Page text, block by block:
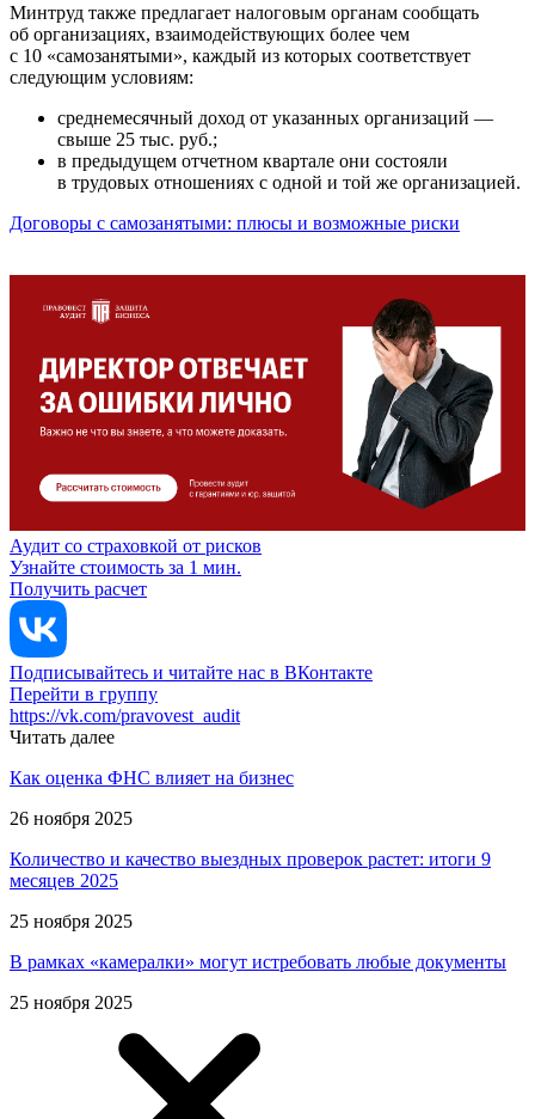
Минтруд также предлагает налоговым органам сообщать
об организациях, взаимодействующих более чем
с 10 «самозанятыми», каждый из которых соответствует
следующим условиям:
среднемесячный доход от указанных организаций —
свыше 25 тыс. руб.;
в предыдущем отчетном квартале они состояли
в трудовых отношениях с одной и той же организацией.
Договоры с самозанятыми: плюсы и возможные риски
Аудит со страховкой от рисков
Узнайте стоимость за 1 мин.
Получить расчет
Подписывайтесь и читайте нас в ВКонтакте
Перейти в группу
https://vk.com/pravovest_audit
Читать далее
Как оценка ФНС влияет на бизнес
26 ноября 2025
Количество и качество выездных проверок растет: итоги 9
месяцев 2025
25 ноября 2025
В рамках «камералки» могут истребовать любые документы
25 ноября 2025